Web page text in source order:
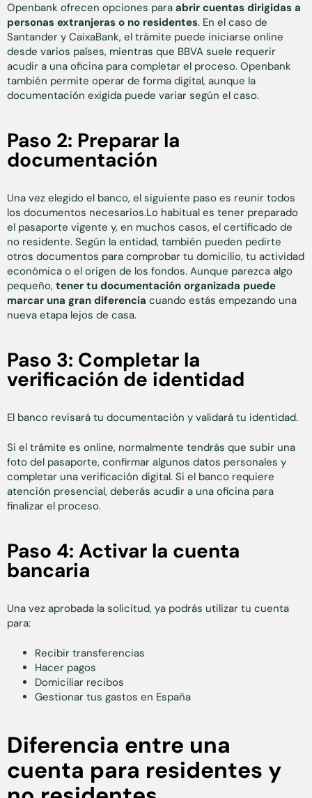
Openbank ofrecen opciones para abrir cuentas dirigidas a
personas extranjeras o no residentes. En el caso de
Santander y CaixaBank, el trámite puede iniciarse online
desde varios países, mientras que BBVA suele requerir
acudir a una oficina para completar el proceso. Openbank
también permite operar de forma digital, aunque la
documentación exigida puede variar según el caso.
Paso 2: Preparar la
documentación
Una vez elegido el banco, el siguiente paso es reunir todos
los documentos necesarios.Lo habitual es tener preparado
el pasaporte vigente y, en muchos casos, el certificado de
no residente. Según la entidad, también pueden pedirte
otros documentos para comprobar tu domicilio, tu actividad
económica o el origen de los fondos. Aunque parezca algo
pequeño, tener tu documentación organizada puede
marcar una gran diferencia cuando estás empezando una
nueva etapa lejos de casa.
Paso 3: Completar la
verificación de identidad
El banco revisará tu documentación y validará tu identidad.
Si el trámite es online, normalmente tendrás que subir una
foto del pasaporte, confirmar algunos datos personales y
completar una verificación digital. Si el banco requiere
atención presencial, deberás acudir a una oficina para
finalizar el proceso.
Paso 4: Activar la cuenta
bancaria
Una vez aprobada la solicitud, ya podrás utilizar tu cuenta
para:
Recibir transferencias
Hacer pagos
Domiciliar recibos
Gestionar tus gastos en España
Diferencia entre una
cuenta para residentes y